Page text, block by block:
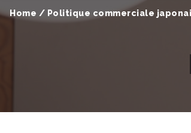
Home / Politique commerciale